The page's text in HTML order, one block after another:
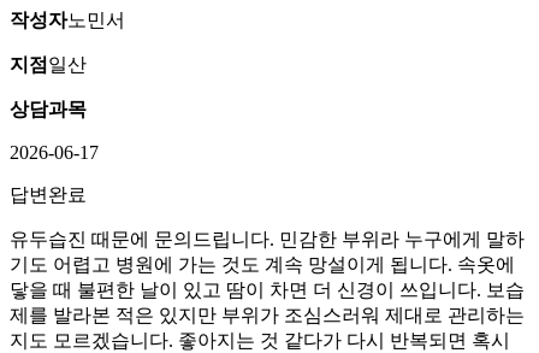
피
염]
산
60
대
성
지
루
성
피
작성자노민서
지점 일산
상담과목
2026-06-17
답변완료
유두습진 때문에 문의드립니다. 민감한 부위라 누구에게 말하
기도 어렵고 병원에 가는 것도 계속 망설이게 됩니다. 속옷에
닿을 때 불편한 날이 있고 땀이 차면 더 신경이 쓰입니다. 보습
제를 발라본 적은 있지만 부위가 조심스러워 제대로 관리하는
지도 모르겠습니다. 좋아지는 것 같다가 다시 반복되면 혹시